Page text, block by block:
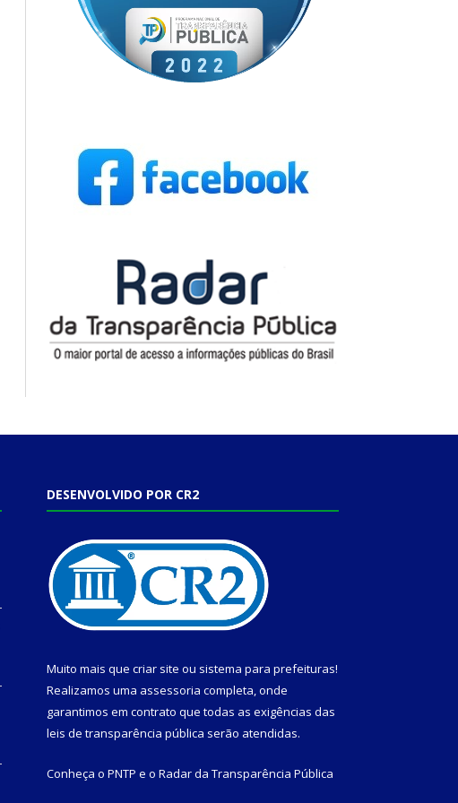
DESENVOLVIDO POR CR2
Muito mais que criar site ou sistema para prefeituras!
Realizamos uma assessoria completa, onde
garantimos em contrato que todas as exigências das
leis de transparência pública serão atendidas.
Conheça o PNTP e o Radar da Transparência Pública